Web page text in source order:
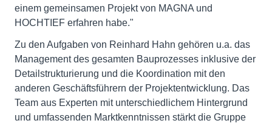
einem gemeinsamen Projekt von MAGNA und
HOCHTIEF erfahren habe."
Zu den Aufgaben von Reinhard Hahn gehören u.a. das
Management des gesamten Bauprozesses inklusive der
Detailstrukturierung und die Koordination mit den
anderen Geschäftsführern der Projektentwicklung. Das
Team aus Experten mit unterschiedlichem Hintergrund
und umfassenden Marktkenntnissen stärkt die Gruppe